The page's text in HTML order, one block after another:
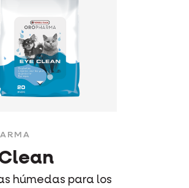
húmedas para los